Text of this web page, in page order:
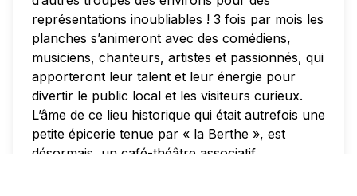
représentations inoubliables ! 3 fois par mois les
planches s’animeront avec des comédiens,
musiciens, chanteurs, artistes et passionnés, qui
apporteront leur talent et leur énergie pour
divertir le public local et les visiteurs curieux.
L’âme de ce lieu historique qui était autrefois une
petite épicerie tenue par « la Berthe », est
désormais un café-théâtre associatif.